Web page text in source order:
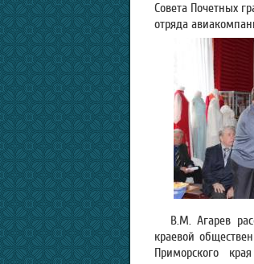
Совета Почетных
отряда
В.М. Агарев
краевой
Приморского